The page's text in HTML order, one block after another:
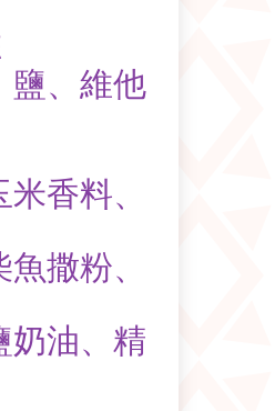
鹽、維他
香料、
撒粉、
奶油、精